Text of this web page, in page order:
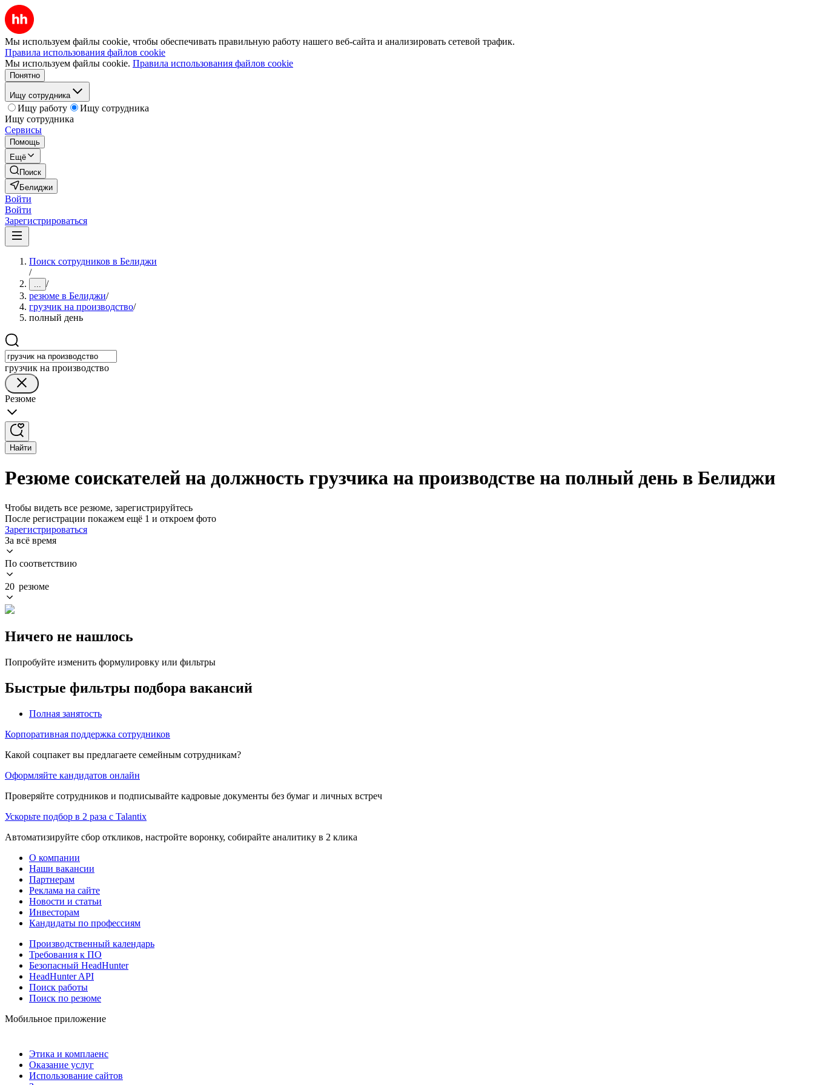
Мы используем файлы cookie, чтобы обеспечивать правильную работу нашего веб-сайта и анализировать сетевой трафик.
Правила использования файлов cookie
Мы используем файлы cookie. Правила использования файлов cookie
Понятно
Ищу сотрудника
Ищу работу
Ищу сотрудника
Ищу сотрудника
Сервисы
Помощь
Ещё
Поиск
Белиджи
Войти
Войти
Зарегистрироваться
Поиск сотрудников в Белиджи
/
... /
резюме в Белиджи/
грузчик на производство/
полный день
грузчик на производство
Резюме
Найти
Резюме соискателей на должность грузчика на производстве на полный день в Белиджи
Чтобы видеть все резюме, зарегистрируйтесь
После регистрации покажем ещё 1 и откроем фото
Зарегистрироваться
За всё время
По соответствию
20 резюме
Ничего не нашлось
Попробуйте изменить формулировку или фильтры
Быстрые фильтры подбора вакансий
Полная занятость
Корпоративная поддержка сотрудников
Какой соцпакет вы предлагаете семейным сотрудникам?
Оформляйте кандидатов онлайн
Проверяйте сотрудников и подписывайте кадровые документы без бумаг и личных встреч
Ускорьте подбор в 2 раза с Talantix
Автоматизируйте сбор откликов, настройте воронку, собирайте аналитику в 2 клика
О компании
Наши вакансии
Партнерам
Реклама на сайте
Новости и статьи
Инвесторам
Кандидаты по профессиям
Производственный календарь
Требования к ПО
Безопасный HeadHunter
HeadHunter API
Поиск работы
Поиск по резюме
Мобильное приложение
Этика и комплаенс
Оказание услуг
Использование сайтов